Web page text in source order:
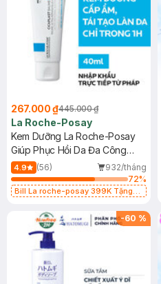
267.000 ₫445.000 ₫
La Roche-Posay
Kem Dưỡng La Roche-Posay
Giúp Phục Hồi Da Đa Công
Dụng 40ml
4.9 (56)
932/tháng
72%
Bill La roche-posay 399K Tặng
(SL có hạn)
-60 %